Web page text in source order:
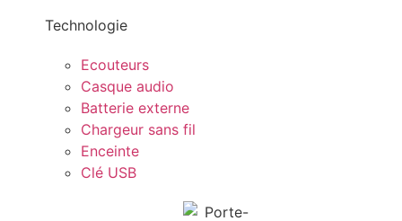
Technologie
Ecouteurs
Casque audio
Batterie externe
Chargeur sans fil
Enceinte
Clé USB